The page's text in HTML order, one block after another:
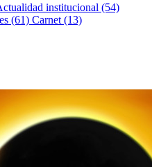
institucional (54)
(61) Carnet (13)